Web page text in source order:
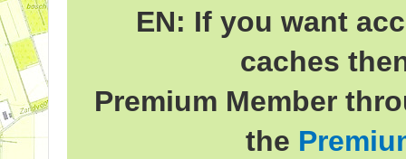
EN: If you want
caches
Premium Member
the